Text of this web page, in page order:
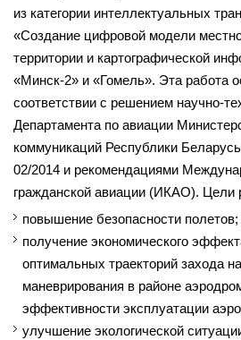
из категории интеллектуальных
«Создание цифровой модели
территории и картографической
«Минск-2» и «Гомель». Эта работа
соответствии с решением научно-
Департамента по авиации
коммуникаций Республики
02/2014 и рекомендациями
гражданской авиации (ИКАО). Цели
повышение безопасности полетов;
получение экономического
оптимальных траекторий захода
маневрирования в районе
эффективности эксплуатации
улучшение экологической